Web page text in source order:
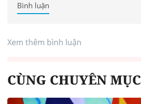
Bình luận
Xem thêm bình luận
CÙNG CHUYÊN MỤC